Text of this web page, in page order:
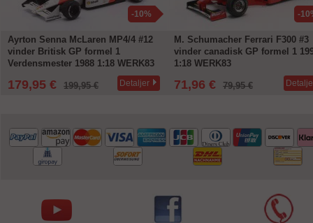
-10%
Ayrton Senna McLaren MP4/4 #12
vinder Britisk GP formel 1
Verdensmester 1988 1:18 WERK83
179,95 € 199,95 € Detaljer
-
M. Schumacher Ferrari F300 #3
vinder canadisk GP formel 1
1:18 WERK83
71,96 € 79,95 €